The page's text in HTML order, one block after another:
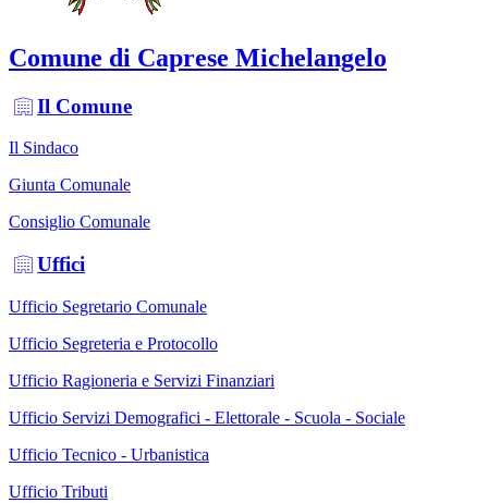
Comune di Caprese Michelangelo
Il Comune
Il Sindaco
Giunta Comunale
Consiglio Comunale
Uffici
Ufficio Segretario Comunale
Ufficio Segreteria e Protocollo
Ufficio Ragioneria e Servizi Finanziari
Ufficio Servizi Demografici - Elettorale - Scuola - Sociale
Ufficio Tecnico - Urbanistica
Ufficio Tributi